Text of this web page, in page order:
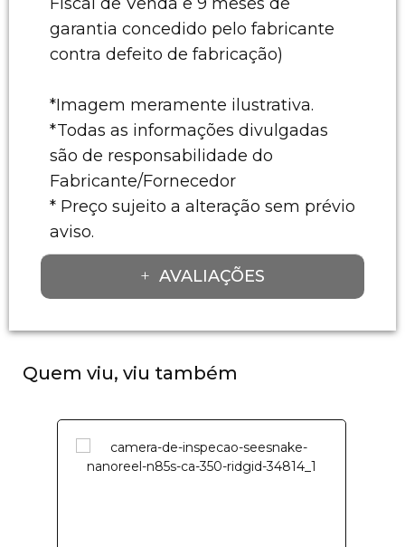
garantia concedido pelo fabricante
contra defeito de fabricação)
*Imagem meramente ilustrativa.
*Todas as informações divulgadas
são de responsabilidade do
Fabricante/Fornecedor
* Preço sujeito a alteração sem prévio
aviso.
AVALIAÇÕES
Quem viu, viu também